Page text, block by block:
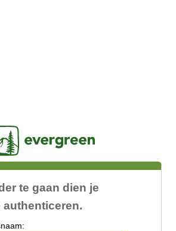
te gaan dien je
authenticeren.